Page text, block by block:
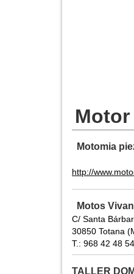
Motomia
http://
Motos
C/ Santa
30850 Totana
T.: 968 42 48 54
TALLER